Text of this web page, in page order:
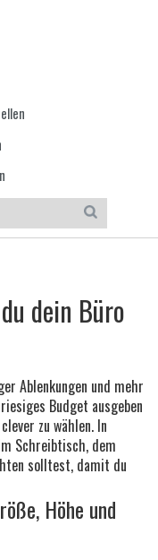
dein Büro
Ablenkungen und mehr
Budget ausgeben
zu wählen. In
Schreibtisch, dem
solltest, damit du
Höhe und